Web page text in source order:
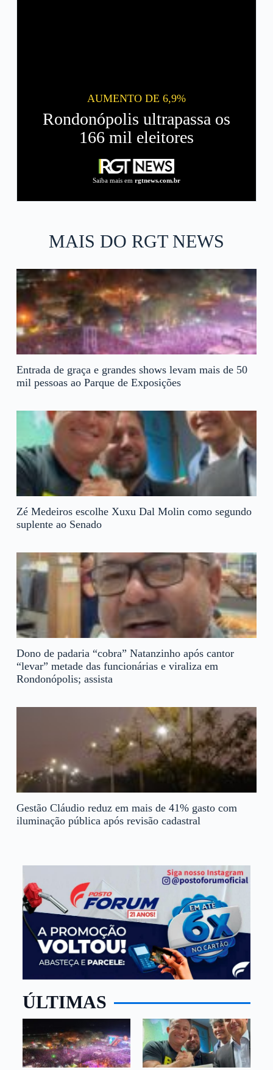
AUMENTO DE 6,9%
Rondonópolis ultrapassa os
166 mil eleitores
Saiba mais em rgtnews.com.br
MAIS DO RGT NEWS
Entrada de graça e grandes shows levam mais de 50
mil pessoas ao Parque de Exposições
Zé Medeiros escolhe Xuxu Dal Molin como segundo
suplente ao Senado
Dono de padaria “cobra” Natanzinho após cantor
“levar” metade das funcionárias e viraliza em
Rondonópolis; assista
Gestão Cláudio reduz em mais de 41% gasto com
iluminação pública após revisão cadastral
ÚLTIMAS